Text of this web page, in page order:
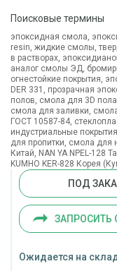
Поисковые термины
эпоксидная смола,
resin, жидкие смолы,
в растворах,
аналог смолы ЭД,
огнестойкие покрытия,
DER 331, прозрачная
полов, смола для 3D
смола для заливки,
ГОСТ 10587-84,
индустриальные
для пропитки, смола для
Китай, NAN YA NPEL-128
KUMHO KER-828 Корея
ПОД
ЗАПРОСИТЬ
Ожидается на